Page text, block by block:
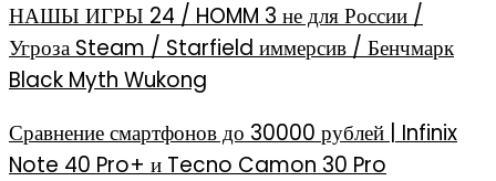
НАШЫ ИГРЫ 24 / HOMM 3 не для России /
Угроза Steam / Starfield иммерсив / Бенчмарк
Black Myth Wukong
Сравнение смартфонов до 30000 рублей | Infinix
Note 40 Pro+ и Tecno Camon 30 Pro